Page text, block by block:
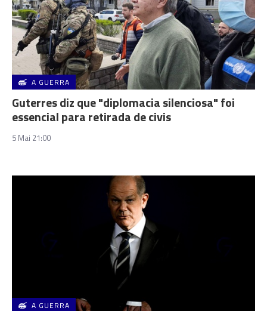
A GUERRA
Guterres diz que "diplomacia silenciosa" foi
essencial para retirada de civis
5 Mai 21:00
A GUERRA